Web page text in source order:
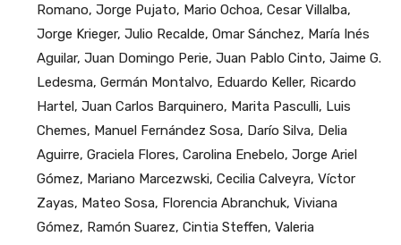
Romano, Jorge Pujato, Mario Ochoa, Cesar Villalba,
Jorge Krieger, Julio Recalde, Omar Sánchez, María Inés
Aguilar, Juan Domingo Perie, Juan Pablo Cinto, Jaime G.
Ledesma, Germán Montalvo, Eduardo Keller, Ricardo
Hartel, Juan Carlos Barquinero, Marita Pasculli, Luis
Chemes, Manuel Fernández Sosa, Darío Silva, Delia
Aguirre, Graciela Flores, Carolina Enebelo, Jorge Ariel
Gómez, Mariano Marcezwski, Cecilia Calveyra, Víctor
Zayas, Mateo Sosa, Florencia Abranchuk, Viviana
Gómez, Ramón Suarez, Cintia Steffen, Valeria